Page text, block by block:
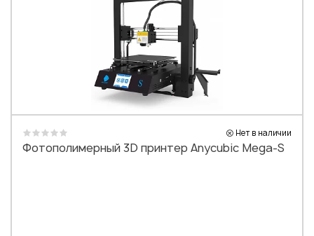
Нет в наличии
Фотополимерный 3D принтер Anycubic Mega-S